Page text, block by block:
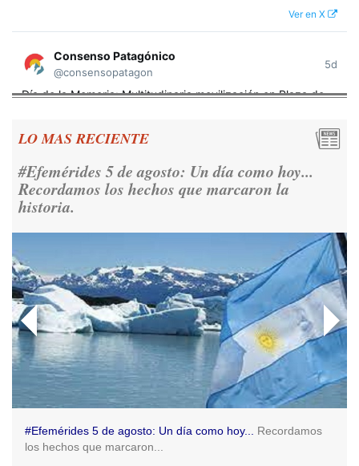
Ver en X
Consenso Patagónico
@consensopatagon
5d
Día de la Memoria: Multitudinaria movilización en Plaza de
Rosada para reivindicar los derechos humanos y la
Ver en X
@consensopatagon
: 📢 MARCHAMOS 📍Desde la ex ESMA
hasta San José 1111, hacia Plaza de Mayo.
https://t.co/o7PaEbKM36
Ver en X
Consenso Patagónico
@consensopatagon
5d
RT @caortega64:https://t.co/q6PsJKqeuz
Consenso Patagónico
LO MAS RECIENTE
#Efemérides 5 de agosto: Un día como hoy...
Recordamos los hechos que marcaron la
historia.
#Efemérides 5 de agosto: Un día como hoy... Recordamos
los hechos que marcaron...